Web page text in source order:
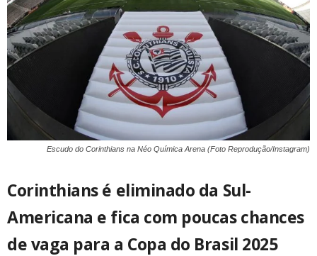
Escudo do Corinthians na Néo Química Arena (Foto Reprodução/Instagram)
Corinthians é eliminado da Sul-
Americana e fica com poucas chances
de vaga para a Copa do Brasil 2025